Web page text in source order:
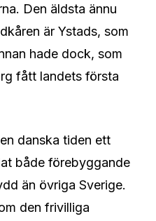
Den äldsta ännu
är Ystads, som
hade dock, som
fått landets första
danska tiden ett
både förebyggande
än övriga Sverige.
den frivilliga